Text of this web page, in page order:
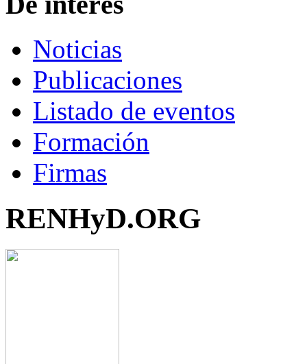
Noticias
Publicaciones
Listado de eventos
Formación
Firmas
RENHyD.ORG